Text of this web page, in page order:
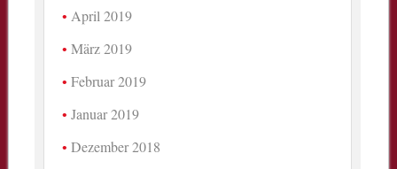
April 2019
März 2019
Februar 2019
Januar 2019
Dezember 2018